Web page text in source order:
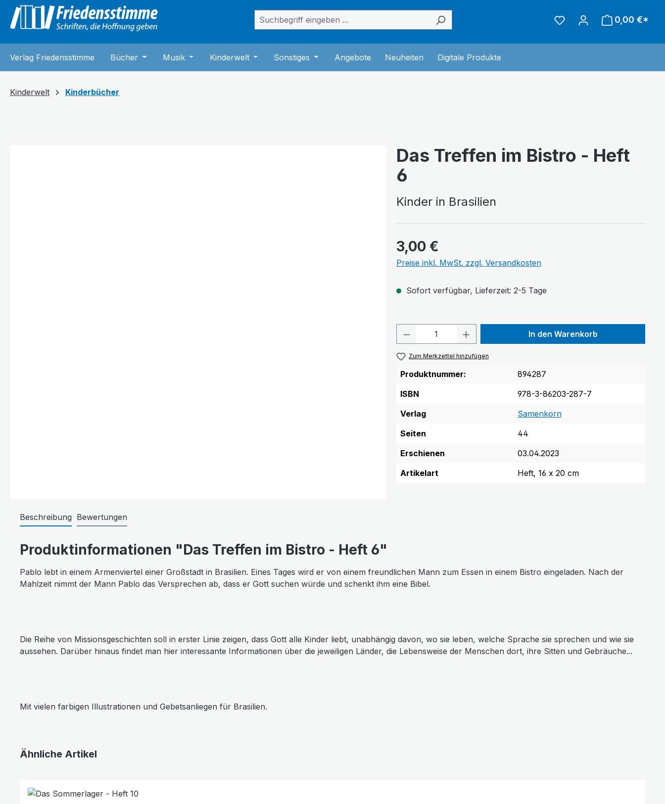
Zur Hauptnavigation springen
0,00 €*
Verlag Friedensstimme Bücher Öffne oder Schließe das Dropdown der Kategorie Bücher
Musik Öffne oder Schließe das Dropdown der Kategorie Musik
Kinderwelt Öffne oder Schließe das Dropdown der Kategorie Kinderwelt
Sonstiges Öffne oder Schließe das Dropdown der Kategorie Sonstiges
Angebote Neuheiten Digitale Produkte
Kinderwelt Kinderbücher
Das Treffen im Bistro - Heft
6
Kinder in Brasilien
3,00 €
Preise inkl. MwSt. zzgl. Versandkosten
Sofort verfügbar, Lieferzeit: 2-5 Tage
Produkt Anzahl: Gib den gewünschten Wert
In den Warenkorb
Zum Merkzettel hinzufügen
Produktnummer:
894287
ISBN
978-3-86203-287-7
Verlag
Samenkorn
Seiten
44
Erschienen
03.04.2023
Artikelart
Heft, 16 x 20 cm
Beschreibung Bewertungen
Produktinformationen "Das Treffen im Bistro - Heft 6"
Pablo lebt in einem Armenviertel einer Großstadt in Brasilien. Eines Tages wird er von einem freundlichen Mann zum Essen in einem Bistro eingeladen. Nach der
Mahlzeit nimmt der Mann Pablo das Versprechen ab, dass er Gott suchen würde und schenkt ihm eine Bibel.
Die Reihe von Missionsgeschichten soll in erster Linie zeigen, dass Gott alle Kinder liebt, unabhängig davon, wo sie leben, welche Sprache sie sprechen und wie sie
aussehen. Darüber hinaus findet man hier interessante Informationen über die jeweiligen Länder, die Lebensweise der Menschen dort, ihre Sitten und Gebräuche...
Mit vielen farbigen Illustrationen und Gebetsanliegen für Brasilien.
Ähnliche Artikel